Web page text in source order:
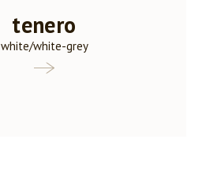
tenero
white/white-grey